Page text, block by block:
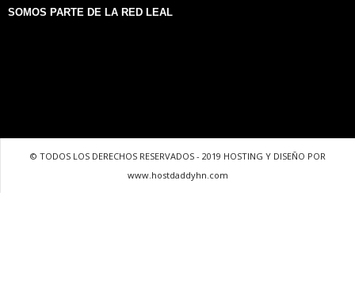
SOMOS PARTE DE LA RED LEAL
© TODOS LOS DERECHOS RESERVADOS - 2019 HOSTING Y DISEÑO POR
www.hostdaddyhn.com